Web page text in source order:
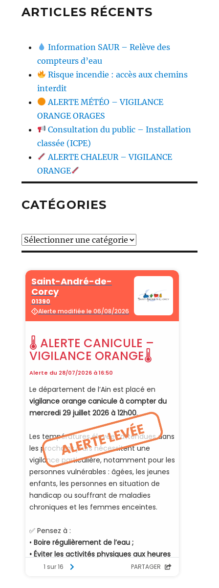
ARTICLES RÉCENTS
Information SAUR – Relève des
compteurs d’eau
Risque incendie : accès aux chemins
interdit
ALERTE MÉTÉO – VIGILANCE
ORANGE ORAGES
Consultation du public – Installation
classée (ICPE)
ALERTE CHALEUR – VIGILANCE
ORANGE
CATÉGORIES
Catégories